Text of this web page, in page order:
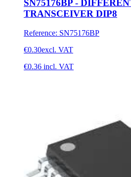
SN75176BP -
TRANSCEIVER DIP8
Reference: SN75176BP
€0.30excl. VAT
€0.36 incl. VAT